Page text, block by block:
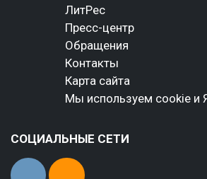
ЛитРес
Пресс-центр
Обращения
Контакты
Карта сайта
Мы используем cookie и
СОЦИАЛЬНЫЕ СЕТИ